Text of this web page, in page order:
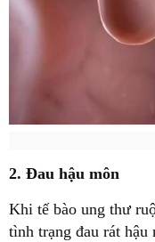
2. Đau hậu môn
Khi tế bào ung thư
tình trạng đau rát hậu